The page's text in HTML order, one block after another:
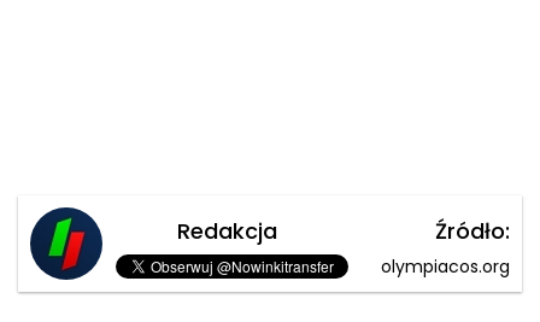
Redakcja Źródło:
olympiacos.org